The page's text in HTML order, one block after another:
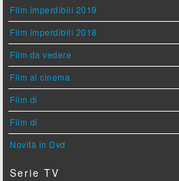
Film imperdibili 2019
Film imperdibili 2018
Film da vedere
Film al cinema
Film di
Film di
Novità in Dvd
Serie TV